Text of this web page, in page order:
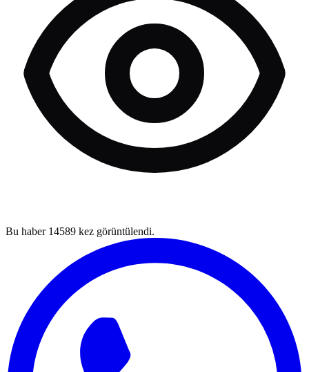
Bu haber 14589 kez görüntülendi.